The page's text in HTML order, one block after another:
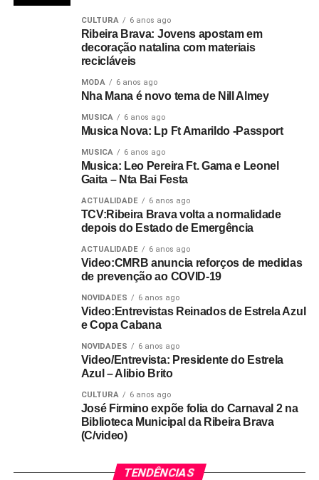
CULTURA 6 anos ago
Ribeira Brava: Jovens apostam em
decoração natalina com materiais
recicláveis
MODA 6 anos ago
Nha Mana é novo tema de Nill Almey
MUSICA 6 anos ago
Musica Nova: Lp Ft Amarildo -Passport
MUSICA 6 anos ago
Musica: Leo Pereira Ft. Gama e Leonel
Gaita – Nta Bai Festa
ACTUALIDADE 6 anos ago
TCV:Ribeira Brava volta a normalidade
depois do Estado de Emergência
ACTUALIDADE 6 anos ago
Video:CMRB anuncia reforços de medidas
de prevenção ao COVID-19
NOVIDADES 6 anos ago
Video:Entrevistas Reinados de Estrela Azul
e Copa Cabana
NOVIDADES 6 anos ago
Video/Entrevista: Presidente do Estrela
Azul – Alibio Brito
CULTURA 6 anos ago
José Firmino expõe folia do Carnaval 2 na
Biblioteca Municipal da Ribeira Brava
(C/video)
TENDÊNCIAS